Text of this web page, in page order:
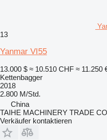
13
Yanmar VI55
13.000 $ ≈ 10.510 CHF ≈ 11.250
Kettenbagger
2018
2.800 M/Std.
China
TAIHE MACHINERY TRADE
Verkäufer kontaktieren